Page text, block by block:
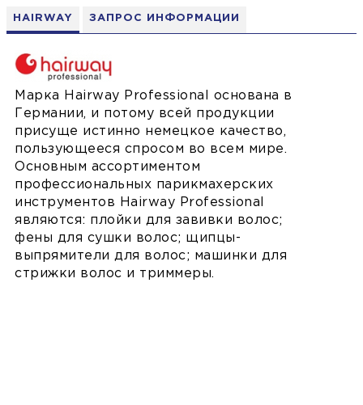
HAIRWAY ЗАПРОС ИНФОРМАЦИИ
Марка Hairway Professional основана в
Германии, и потому всей продукции
присуще истинно немецкое качество,
пользующееся спросом во всем мире.
Основным ассортиментом
профессиональных парикмахерских
инструментов Hairway Professional
являются: плойки для завивки волос;
фены для сушки волос; щипцы-
выпрямители для волос; машинки для
стрижки волос и триммеры.